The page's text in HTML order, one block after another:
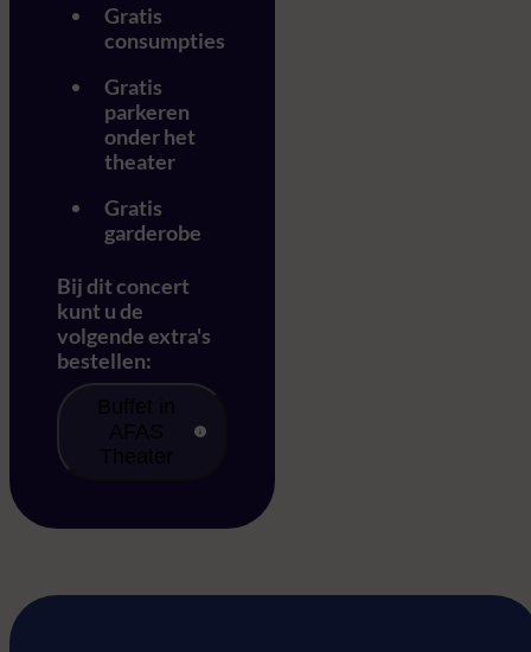
Gratis
consumpties
Gratis
parkeren
onder het
theater
Gratis
garderobe
Bij dit concert
kunt u de
volgende extra's
bestellen:
Buffet in
AFAS
Theater